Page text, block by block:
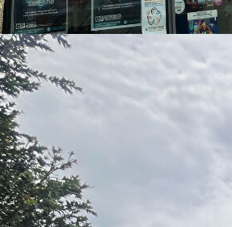
loué dans le cadre
en cours, garantissant un
confort de vie et rentabilité
un investisseur ou pour un
principale avec revenus
les risques auxquels ce bien
sur le site Géorisques :